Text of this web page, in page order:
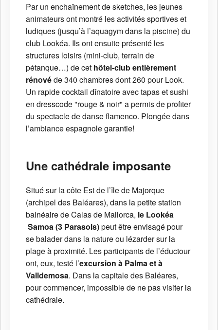
Par un enchaînement de sketches, les jeunes
animateurs ont montré les activités sportives et
ludiques (jusqu’à l’aquagym dans la piscine) du
club Lookéa. Ils ont ensuite présenté les
structures loisirs (mini-club, terrain de
pétanque…) de cet hôtel-club entièrement
rénovéde 340 chambres dont 260 pour Look.
Un rapide cocktail dînatoire avec tapas et sushi
en dresscode "rouge & noir" a permis de profiter
du spectacle de danse flamenco. Plongée dans
l’ambiance espagnole garantie!
Une cathédrale imposante
Situé sur la côte Est de l’île de Majorque
(archipel des Baléares), dans la petite station
balnéaire de Calas de Mallorca, le Lookéa
Samoa (3 Parasols)peut être envisagé pour
se balader dans la nature ou lézarder sur la
plage à proximité. Les participants de l’éductour
ont, eux, testé l’excursion à Palma et à
Valldemosa. Dans la capitale des Baléares,
pour commencer, impossible de ne pas visiter la
cathédrale.